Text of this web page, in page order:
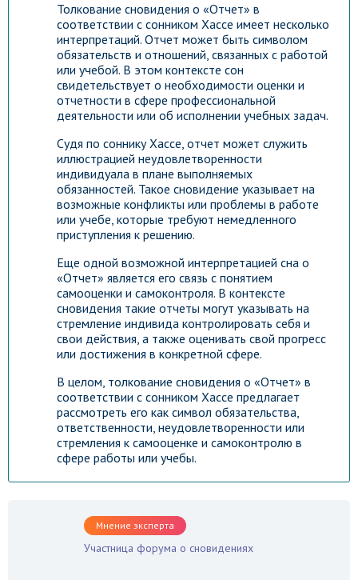
Толкование сновидения о «Отчет» в
соответствии с сонником Хассе имеет несколько
интерпретаций. Отчет может быть символом
обязательств и отношений, связанных с работой
или учебой. В этом контексте сон
свидетельствует о необходимости оценки и
отчетности в сфере профессиональной
деятельности или об исполнении учебных задач.
Судя по соннику Хассе, отчет может служить
иллюстрацией неудовлетворенности
индивидуала в плане выполняемых
обязанностей. Такое сновидение указывает на
возможные конфликты или проблемы в работе
или учебе, которые требуют немедленного
приступления к решению.
Еще одной возможной интерпретацией сна о
«Отчет» является его связь с понятием
самооценки и самоконтроля. В контексте
сновидения такие отчеты могут указывать на
стремление индивида контролировать себя и
свои действия, а также оценивать свой прогресс
или достижения в конкретной сфере.
В целом, толкование сновидения о «Отчет» в
соответствии с сонником Хассе предлагает
рассмотреть его как символ обязательства,
ответственности, неудовлетворенности или
стремления к самооценке и самоконтролю в
сфере работы или учебы.
Мнение эксперта
Участница форума о сновидениях